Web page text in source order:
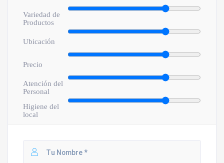
Variedad de
Productos
Ubicación
Precio
Atención del
Personal
Higiene del
local